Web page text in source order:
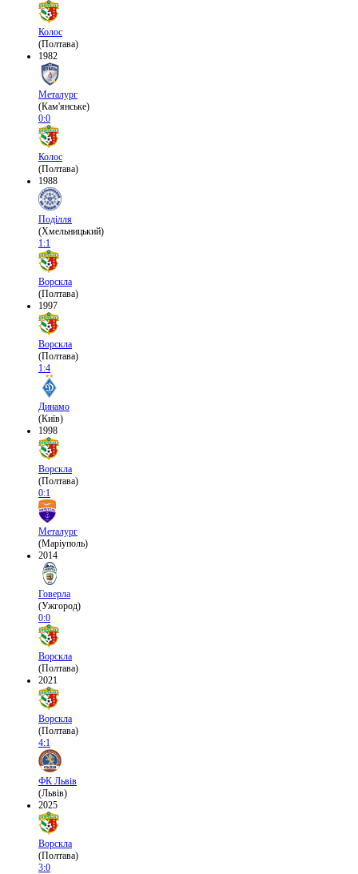
Колос
(Полтава)
1982
Металург
(Кам'янське)
0:0
Колос
(Полтава)
1988
Поділля
(Хмельницький)
1:1
Ворскла
(Полтава)
1997
Ворскла
(Полтава)
1:4
Динамо
(Київ)
1998
Ворскла
(Полтава)
0:1
Металург
(Маріуполь)
2014
Говерла
(Ужгород)
0:0
Ворскла
(Полтава)
2021
Ворскла
(Полтава)
4:1
ФК Львів
(Львів)
2025
Ворскла
(Полтава)
3:0